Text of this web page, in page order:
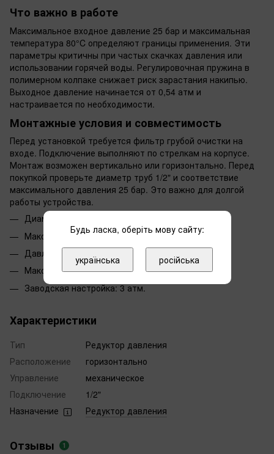
Что важно в работе
Максимальное входное давление 25 бар и максимальная
температура 80°C определяют границы применения. Эти
параметры критичны при частых скачках давления или
использовании горячей воды. Регулировочная пружина в
полимерном колпаке снижает риск зарастания накипью.
Выходное давление начинается от 0,54 атм и
настраивается по необходимости.
Монтажные условия и совместимость
Перед установкой требуется фильтр грубой очистки на
входе. Подключение выполняют по стрелкам на корпусе.
Монтаж возможен вертикально или горизонтально. Перед
покупкой проверьте диаметр труб 1/2" и соответствие
максимального давления 25 бар. Это важно для долгой
работы устройства.
Диаметр: 1/2".
Макс. Давление на входе: 25 бар.
Давление на выходе: от 0,54 атм.
Макс. Температура: 80°C.
Заводская настройка: 3 атм.
Характеристики
Тип
Редуктор давления
Расположение
горизонтально
Управление
механическое
Подключение
1/2"
Назначение
Редуктор давления
Отзывы 1
Будь ласка, оберіть мову сайту:
українська російська